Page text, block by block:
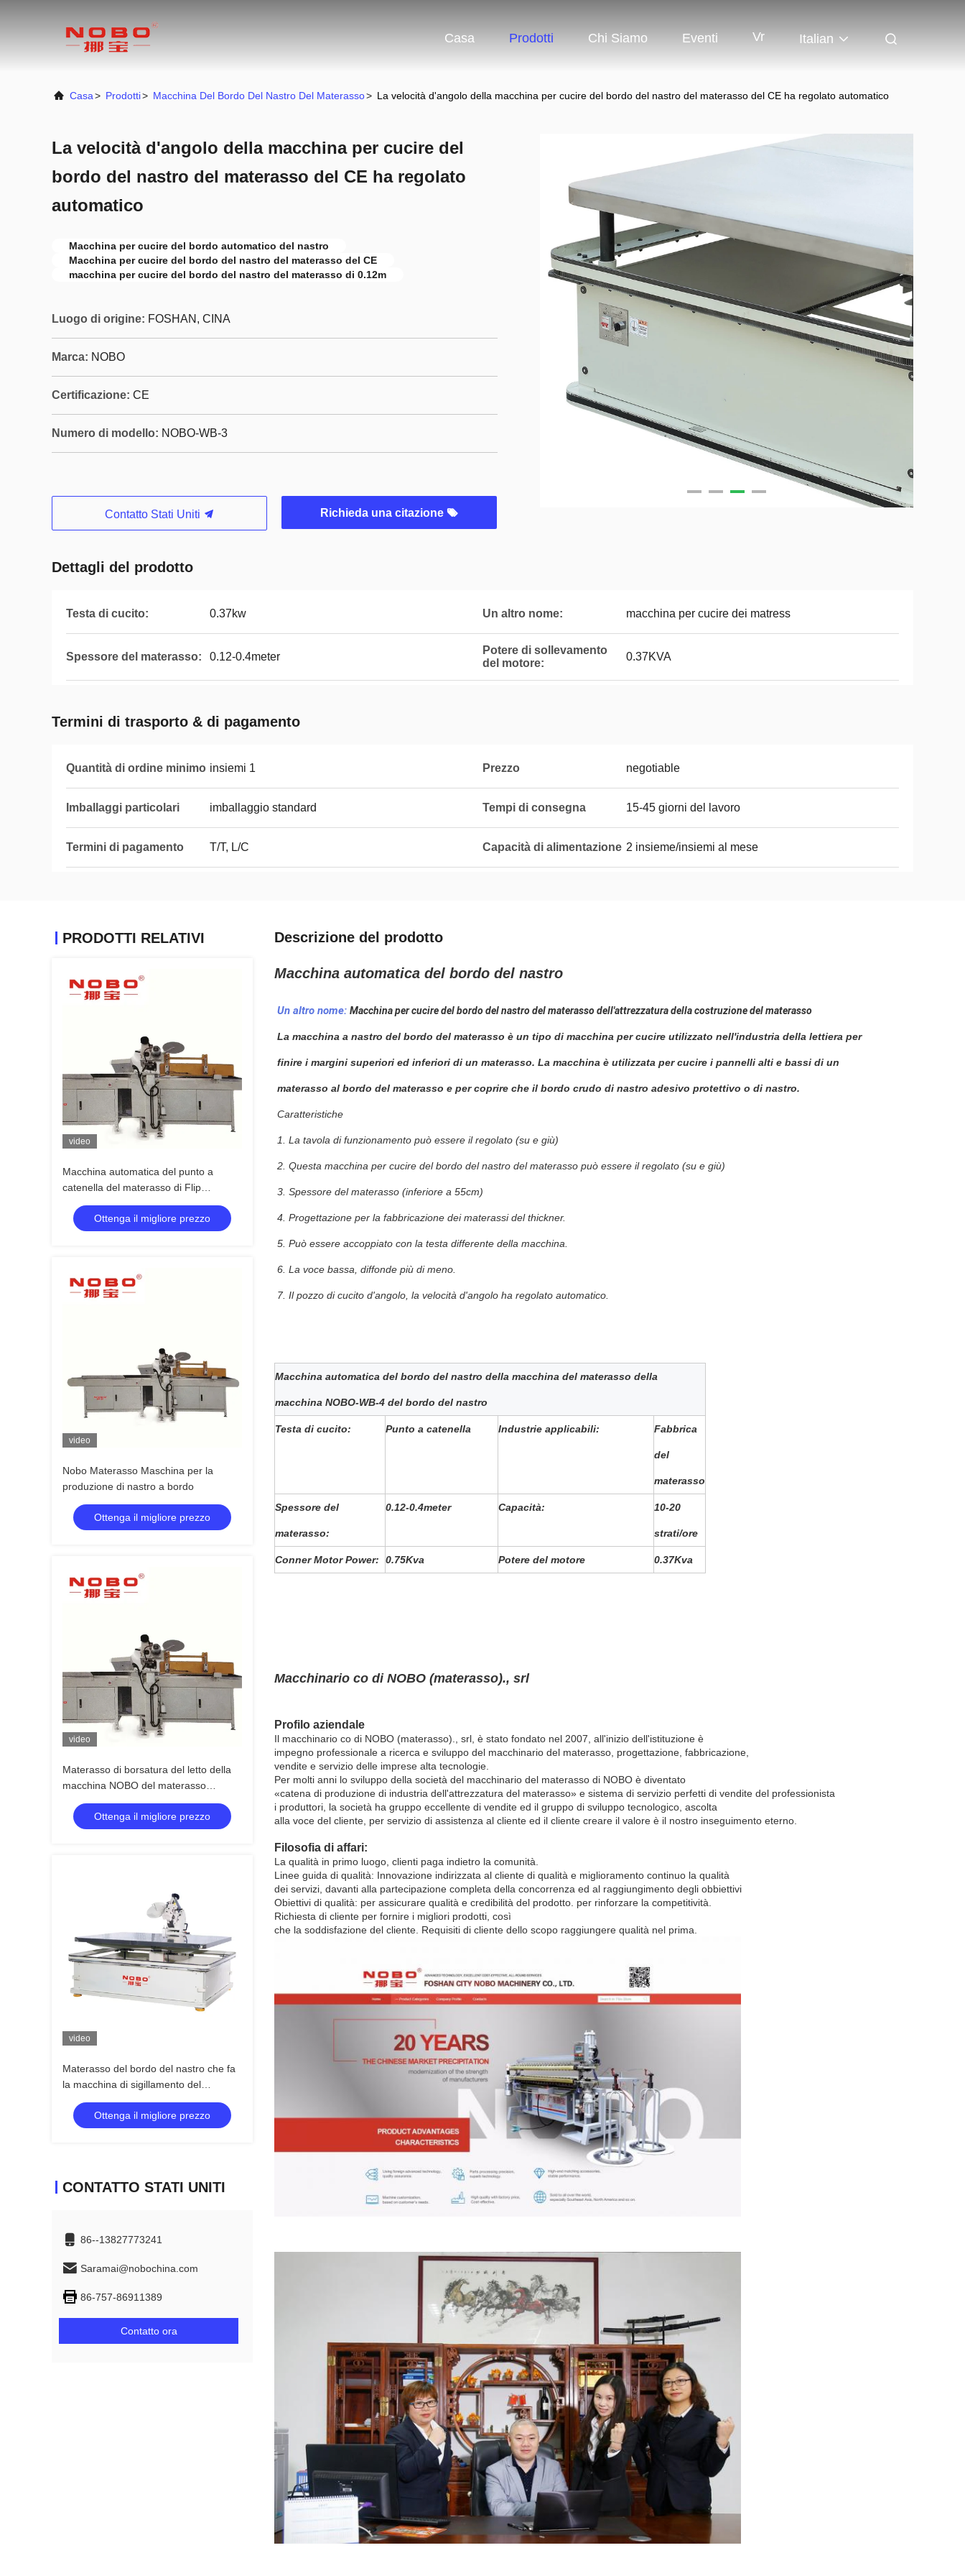
Casa Prodotti Chi Siamo Eventi Vr Italian
Casa> Prodotti> Macchina Del Bordo Del Nastro Del Materasso> La velocità d'angolo della macchina per cucire del bordo del nastro del materasso del CE ha regolato automatico
La velocità d'angolo della macchina per cucire del
bordo del nastro del materasso del CE ha regolato
automatico
Macchina per cucire del bordo automatico del nastro
Macchina per cucire del bordo del nastro del materasso del CE
macchina per cucire del bordo del nastro del materasso di 0.12m
Luogo di origine: FOSHAN, CINA
Marca: NOBO
Certificazione: CE
Numero di modello: NOBO-WB-3
Contatto Stati Uniti Richieda una citazione
Dettagli del prodotto
Testa di cucito: 0.37kw Un altro nome: macchina per cucire dei matress
Spessore del materasso: 0.12-0.4meter
Potere di sollevamento
del motore:
0.37KVA
Termini di trasporto & di pagamento
Quantità di ordine minimo insiemi 1 Prezzo negotiable
Imballaggi particolari imballaggio standard Tempi di consegna 15-45 giorni del lavoro
Termini di pagamento T/T, L/C Capacità di alimentazione 2 insieme/insiemi al mese
PRODOTTI RELATIVI
video
Macchina automatica del punto a
catenella del materasso di Flip
Mattress Tape Edge Machine 0.12-
0.4m
Ottenga il migliore prezzo
video
Nobo Materasso Maschina per la
produzione di nastro a bordo
Ottenga il migliore prezzo
video
Materasso di borsatura del letto della
macchina NOBO del materasso
resistente che fa macchina
Ottenga il migliore prezzo
video
Materasso del bordo del nastro che fa
la macchina di sigillamento del
materasso della gamma di
sollevamento della Tabella della
macchina 140mm
Ottenga il migliore prezzo
CONTATTO STATI UNITI
86--13827773241
Saramai@nobochina.com
86-757-86911389
Contatto ora
Descrizione del prodotto
Macchina automatica del bordo del nastro
Un altro nome: Macchina per cucire del bordo del nastro del materasso dell'attrezzatura della costruzione del materasso
La macchina a nastro del bordo del materasso è un tipo di macchina per cucire utilizzato nell'industria della lettiera per
finire i margini superiori ed inferiori di un materasso. La macchina è utilizzata per cucire i pannelli alti e bassi di un
materasso al bordo del materasso e per coprire che il bordo crudo di nastro adesivo protettivo o di nastro.
Caratteristiche
1. La tavola di funzionamento può essere il regolato (su e giù)
2. Questa macchina per cucire del bordo del nastro del materasso può essere il regolato (su e giù)
3. Spessore del materasso (inferiore a 55cm)
4. Progettazione per la fabbricazione dei materassi del thickner.
5. Può essere accoppiato con la testa differente della macchina.
6. La voce bassa, diffonde più di meno.
7. Il pozzo di cucito d'angolo, la velocità d'angolo ha regolato automatico.
Macchina automatica del bordo del nastro della macchina del materasso della
macchina NOBO-WB-4 del bordo del nastro
Testa di cucito: Punto a catenella Industrie applicabili: Fabbrica
del
materasso
Spessore del
materasso:
0.12-0.4meter Capacità: 10-20
strati/ore
Conner Motor Power: 0.75Kva Potere del motore 0.37Kva
Macchinario co di NOBO (materasso)., srl
Profilo aziendale
Il macchinario co di NOBO (materasso)., srl, è stato fondato nel 2007, all'inizio dell'istituzione è
impegno professionale a ricerca e sviluppo del macchinario del materasso , progettazione, fabbricazione
vendite e servizio delle imprese alta tecnologie.
Per molti anni lo sviluppo della società del macchinario del materasso di NOBO è diventato
«catena di produzione di industria dell'attrezzatura del materasso» e sistema di servizio perfetti di vendite del professionista
i produttori, la società ha gruppo eccellente di vendite ed il gruppo di sviluppo tecnologico, ascolta
alla voce del cliente, per servizio di assistenza al cliente ed il cliente creare il valore è il nostro inseguimento eterno.
Filosofia di affari:
La qualità in primo luogo, clienti paga indietro la comunità.
Linee guida di qualità: Innovazione indirizzata al cliente di qualità e miglioramento continuo la qualità
dei servizi, davanti alla partecipazione completa della concorrenza ed al raggiungimento degli obbiettivi
Obiettivi di qualità: per assicurare qualità e credibilità del prodotto. per rinforzare la competitività.
Richiesta di cliente per fornire i migliori prodotti, così
che la soddisfazione del cliente. Requisiti di cliente dello scopo raggiungere qualità nel prima.